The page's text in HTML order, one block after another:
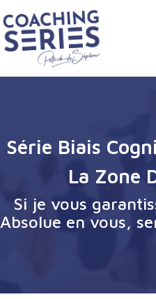
Série Biais
La Zone
Si je vous
Absolue en vous,